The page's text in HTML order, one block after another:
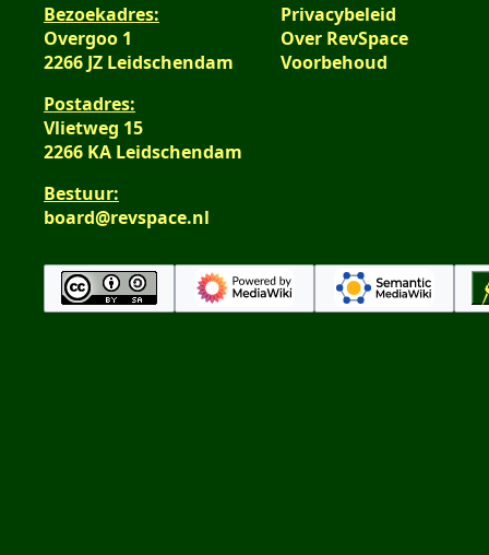
Bezoekadres:
Overgoo 1
2266 JZ Leidschendam
Postadres:
Vlietweg 15
2266 KA Leidschendam
Bestuur:
board@revspace.nl
Privacybeleid
Over RevSpace
Voorbehoud